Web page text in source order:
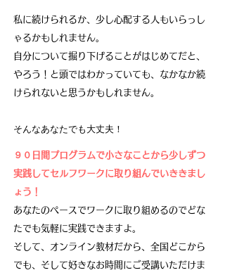
私に続けられるか、少し心配する人もいらっし
ゃるかもしれません。
自分について掘り下げることがはじめてだと、
やろう！と頭ではわかっていても、なかなか続
けられないと思うかもしれません。
そんなあなたでも大丈夫！
９０日間プログラムで小さなことから少しずつ
実践してセルフワークに取り組んでいききまし
ょう！
あなたのペースでワークに取り組めるのでどな
たでも気軽に実践できますよ。​
そして、オンライン教材だから、全国どこから
でも、そして好きなお時間にご受講いただけま